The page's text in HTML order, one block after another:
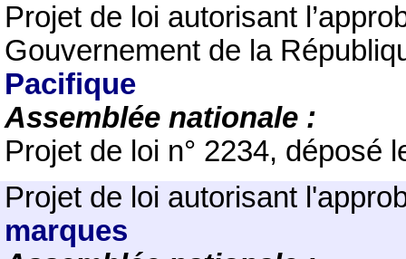
Projet de loi autorisant
Gouvernement de la
Pacifique
Assemblée nationale :
Projet de loi n° 2234,
Projet de loi autorisant
marques